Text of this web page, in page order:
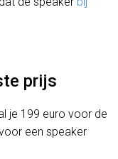
prijs
je 199 euro voor de
een speaker